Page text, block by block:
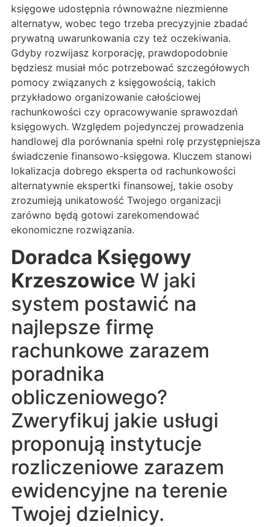
księgowe udostępnia równoważne niezmienne
alternatyw, wobec tego trzeba precyzyjnie zbadać
prywatną uwarunkowania czy też oczekiwania.
Gdyby rozwijasz korporację, prawdopodobnie
będziesz musiał móc potrzebować szczegółowych
pomocy związanych z księgowością, takich
przykładowo organizowanie całościowej
rachunkowości czy opracowywanie sprawozdań
księgowych. Względem pojedynczej prowadzenia
handlowej dla porównania spełni rolę przystępniejsza
świadczenie finansowo-księgowa. Kluczem stanowi
lokalizacja dobrego eksperta od rachunkowości
alternatywnie ekspertki finansowej, takie osoby
zrozumieją unikatowość Twojego organizacji
zarówno będą gotowi zarekomendować
ekonomiczne rozwiązania.
Doradca Księgowy
Krzeszowice W jaki
system postawić na
najlepsze firmę
rachunkowe zarazem
poradnika
obliczeniowego?
Zweryfikuj jakie usługi
proponują instytucje
rozliczeniowe zarazem
ewidencyjne na terenie
Twojej dzielnicy.